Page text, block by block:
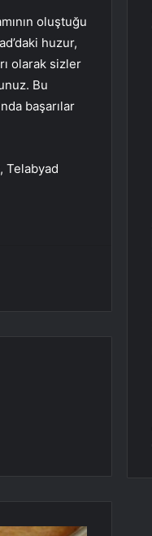
oluştuğu
huzur,
olarak sizler
Bu
başarılar
Telabyad